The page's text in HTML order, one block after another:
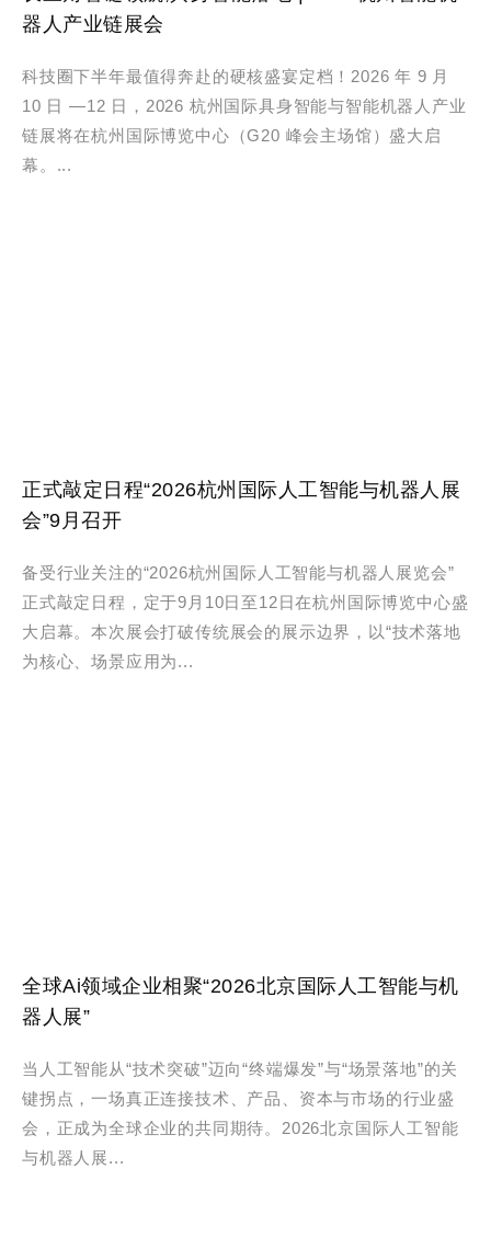
器人产业链展会
科技圈下半年最值得奔赴的硬核盛宴定档！2026 年 9 月
10 日 —12 日，2026 杭州国际具身智能与智能机器人产业
链展将在杭州国际博览中心（G20 峰会主场馆）盛大启
幕。...
正式敲定日程“2026杭州国际人工智能与机器人展
会”9月召开
备受行业关注的“2026杭州国际人工智能与机器人展览会”
正式敲定日程，定于9月10日至12日在杭州国际博览中心盛
大启幕。本次展会打破传统展会的展示边界，以“技术落地
为核心、场景应用为...
全球Ai领域企业相聚“2026北京国际人工智能与机
器人展”
当人工智能从“技术突破”迈向“终端爆发”与“场景落地”的关
键拐点，一场真正连接技术、产品、资本与市场的行业盛
会，正成为全球企业的共同期待。2026北京国际人工智能
与机器人展...